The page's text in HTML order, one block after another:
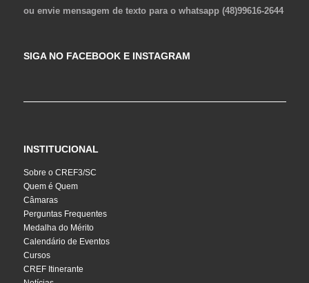
ou envie mensagem de texto para o whatsapp (48)99616-2644
SIGA NO FACEBOOK E INSTAGRAM
INSTITUCIONAL
Sobre o CREF3/SC
Quem é Quem
Câmaras
Perguntas Frequentes
Medalha do Mérito
Calendário de Eventos
Cursos
CREF Itinerante